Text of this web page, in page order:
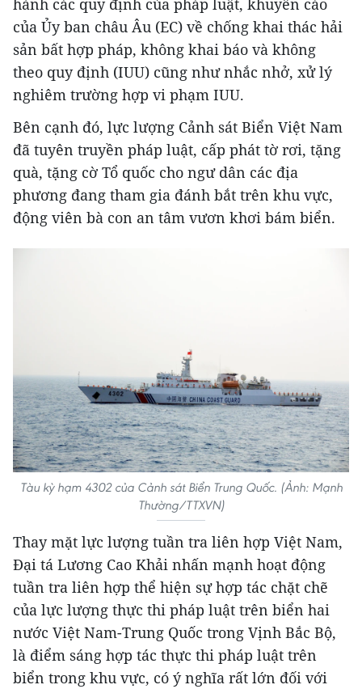
hành các quy định của pháp luật, khuyến cáo
của Ủy ban châu Âu (EC) về chống khai thác hải
sản bất hợp pháp, không khai báo và không
theo quy định (IUU) cũng như nhắc nhở, xử lý
nghiêm trường hợp vi phạm IUU.
Bên cạnh đó, lực lượng Cảnh sát Biển Việt Nam
đã tuyên truyền pháp luật, cấp phát tờ rơi, tặng
quà, tặng cờ Tổ quốc cho ngư dân các địa
phương đang tham gia đánh bắt trên khu vực,
động viên bà con an tâm vươn khơi bám biển.
Tàu kỳ hạm 4302 của Cảnh sát Biển Trung Quốc. (Ảnh: Mạnh
Thường/TTXVN)
Thay mặt lực lượng tuần tra liên hợp Việt Nam,
Đại tá Lương Cao Khải nhấn mạnh hoạt động
tuần tra liên hợp thể hiện sự hợp tác chặt chẽ
của lực lượng thực thi pháp luật trên biển hai
nước Việt Nam-Trung Quốc trong Vịnh Bắc Bộ,
là điểm sáng hợp tác thực thi pháp luật trên
biển trong khu vực, có ý nghĩa rất lớn đối với